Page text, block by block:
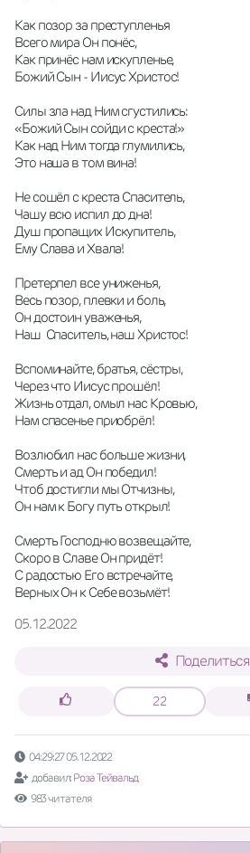
Как позор за преступленья
Всего мира Он понёс,
Как принёс нам искупленье,
Божий Сын - Иисус Христос!
Силы зла над Ним сгустились:
«Божий Сын сойди с креста!»
Как над Ним тогда глумились,
Это наша в том вина!
Не сошёл с креста Спаситель,
Чашу всю испил до дна!
Душ пропащих Искупитель,
Ему Слава и Хвала!
Претерпел все униженья,
Весь позор, плевки и боль,
Он достоин уваженья,
Наш  Спаситель, наш Христос!
Вспоминайте, братья, сёстры,
Через что Иисус прошёл!
Жизнь отдал, омыл нас Кровью,
Нам спасенье приобрёл!
Возлюбил нас больше жизни,
Смерть и ад Он победил!
Чтоб достигли мы Отчизны,
Он нам к Богу путь открыл!
Смерть Господню возвещайте,
Скоро в Славе Он придёт!
С радостью Его встречайте,
Верных Он к Себе возьмёт!
05.12.2022
Поделиться
22
04:29:27 05.12.2022
добавил: Роза Тейвальд
983 читателя